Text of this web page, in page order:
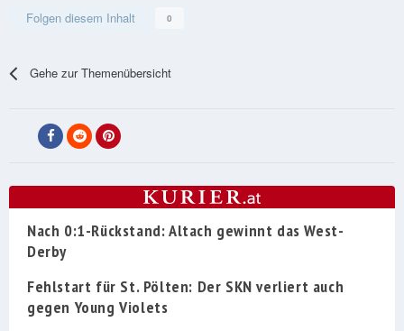
Folgen diesem Inhalt 0
Gehe zur Themenübersicht
Nach 0:1-Rückstand: Altach gewinnt das West-
Derby
Fehlstart für St. Pölten: Der SKN verliert auch
gegen Young Violets